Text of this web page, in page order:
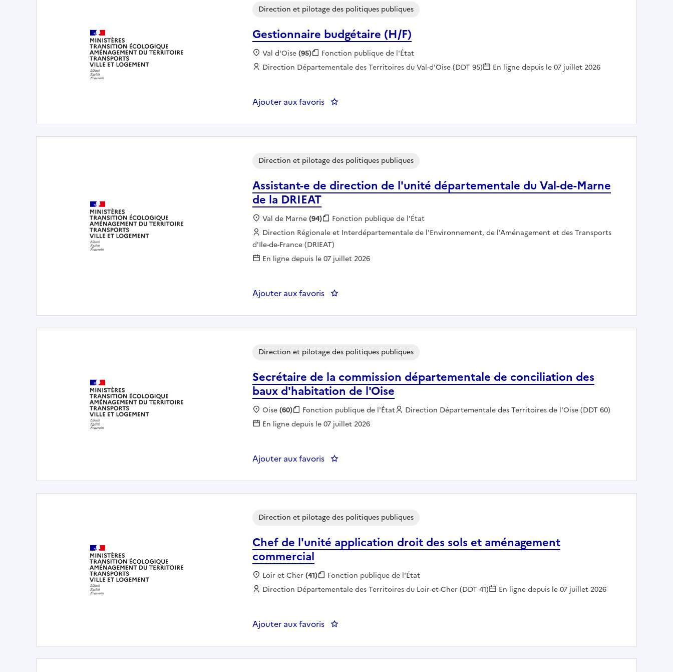
Gestionnaire budgétaire (H/F)
Direction et pilotage des politiques publiques
Localisation :
Val d'Oise(95) Fonction publique :
Fonction publique de l'État
Employeur :
Direction Départementale des Territoires du Val-d'Oise (DDT 95) En ligne depuis le 07 juillet 2026
Ajouter aux favoris : Gestionnaire budgétaire (H/F)
Assistant-e de direction de l'unité départementale du Val-de-Marne
de la DRIEAT
Direction et pilotage des politiques publiques
Localisation :
Val de Marne(94) Fonction publique :
Fonction publique de l'État
Employeur :
Direction Régionale et Interdépartementale de l'Environnement, de l'Aménagement et des Transports
d'Ile-de-France (DRIEAT)
En ligne depuis le 07 juillet 2026
Ajouter aux favoris : Assistant-e de direction de l'unité départementale du Val-de-Marne de la DRIEAT
Secrétaire de la commission départementale de conciliation des
baux d'habitation de l'Oise
Direction et pilotage des politiques publiques
Localisation :
Oise(60) Fonction publique :
Fonction publique de l'État Employeur :
Direction Départementale des Territoires de l'Oise (DDT 60)
En ligne depuis le 07 juillet 2026
Ajouter aux favoris : Secrétaire de la commission départementale de conciliation des baux d'habitation de
Chef de l'unité application droit des sols et aménagement
commercial
Direction et pilotage des politiques publiques
Localisation :
Loir et Cher(41) Fonction publique :
Fonction publique de l'État
Employeur :
Direction Départementale des Territoires du Loir-et-Cher (DDT 41) En ligne depuis le 07 juillet 2026
Ajouter aux favoris : Chef de l'unité application droit des sols et aménagement commercial